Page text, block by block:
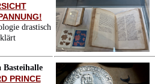
drastisch
PRINCE